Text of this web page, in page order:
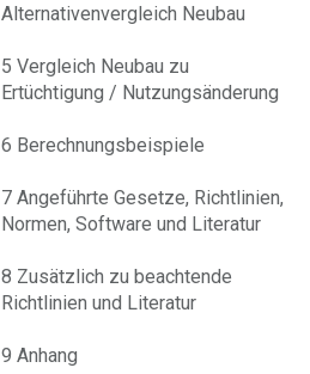
Alternativenvergleich Neubau
5 Vergleich Neubau zu
Ertüchtigung / Nutzungsänderung
6 Berechnungsbeispiele
7 Angeführte Gesetze, Richtlinien,
Normen, Software und Literatur
8 Zusätzlich zu beachtende
Richtlinien und Literatur
9 Anhang